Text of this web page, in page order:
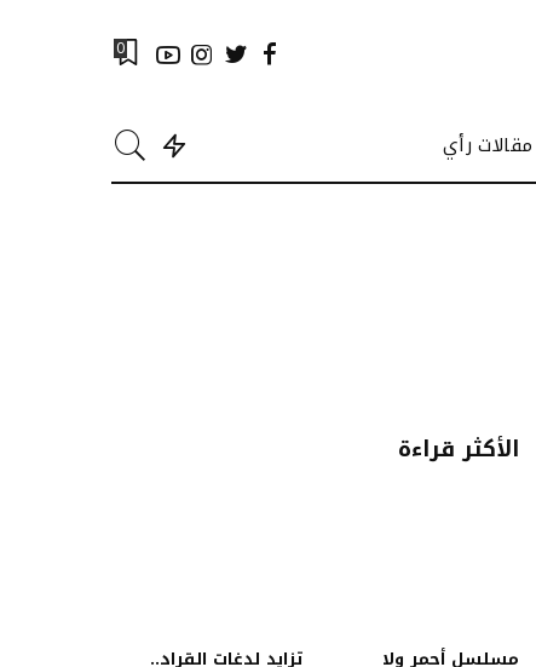
0
مقالات رأي
الأكثر قراءة
مسلسل أحمر ولا
تزايد لدغات القراد..